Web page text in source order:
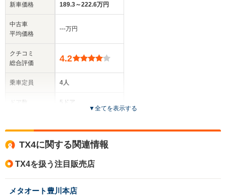
新車価格
中古車
平均価格
クチコミ
総合評価
乗車定員
サイズ
(全長x全幅x全高)
189.3～222.6万円
‐‐‐万円
4.2
4人
5ドア
全高
1.61m
▼全てを表示する
TX4に関する関連情報
TX4を扱う注目販売店
メタオート豊川本店